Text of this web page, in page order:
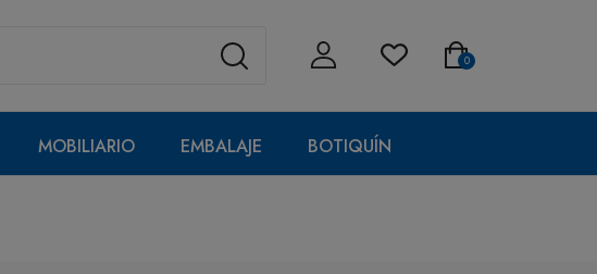
0
MOBILIARIO EMBALAJE BOTIQUÍN